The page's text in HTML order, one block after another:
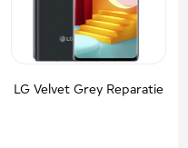
LG Velvet Grey Reparatie